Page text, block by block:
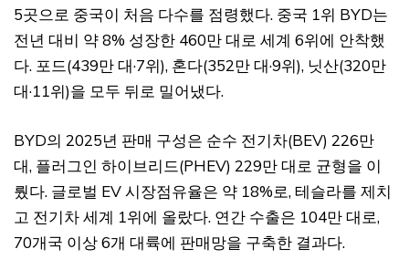
5곳으로 중국이 처음 다수를 점령했다. 중국 1위 BYD는
전년 대비 약 8% 성장한 460만 대로 세계 6위에 안착했
다. 포드(439만 대·7위), 혼다(352만 대·9위), 닛산(320만
대·11위)을 모두 뒤로 밀어냈다.
BYD의 2025년 판매 구성은 순수 전기차(BEV) 226만
대, 플러그인 하이브리드(PHEV) 229만 대로 균형을 이
뤘다. 글로벌 EV 시장점유율은 약 18%로, 테슬라를 제치
고 전기차 세계 1위에 올랐다. 연간 수출은 104만 대로,
70개국 이상 6개 대륙에 판매망을 구축한 결과다.